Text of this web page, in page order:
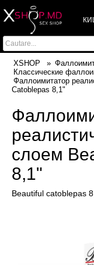
XSHOP
Классические
Фаллоимитатор
Catoblepas 8,1"
слоем
8,1"
Beautiful catoblepas